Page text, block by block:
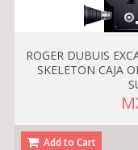
ROGER DUBUIS
SKELETON CAJA
Add to Cart